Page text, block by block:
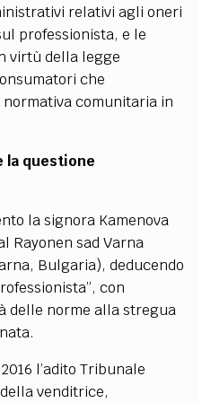
relativi agli oneri
professionista, e le
virtù della legge
che
comunitaria in
la questione
la signora Kamenova
Rayonen sad Varna
Bulgaria), deducendo
con
delle norme alla stregua
l’adito Tribunale
venditrice,